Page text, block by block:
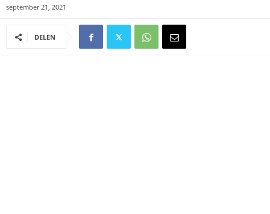
september 21, 2021
DELEN